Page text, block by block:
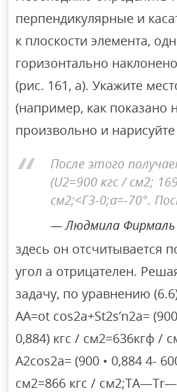
перпендикулярные и
к плоскости элемента,
горизонтально
(рис. 161, а). Укажите
(например, как показано
произвольно и
После этого
(U2=900 кгс / см2;
см2;<Г3-0;а=-70°.
Людмила Фирмаль
здесь он отсчитывается
угол a отрицателен.
задачу, по уравнению
AA=ot cos2a+St2s’n2a=
0,884) кгс / см2=636кгф /
A2cos2a= (900 • 0,884 4-
см2=866 кгс /